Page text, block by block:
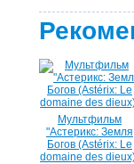
Мультфильм
"Астерикс: Земля
Богов (Astérix: Le
domaine des